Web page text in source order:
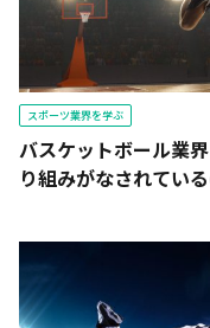
スポーツ業界を学ぶ
バスケットボール業
り組みがなされてい